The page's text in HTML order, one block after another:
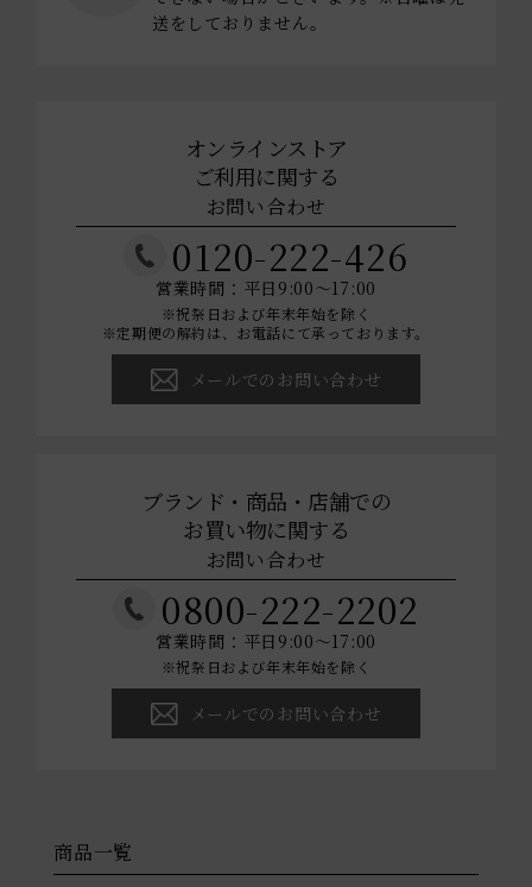
送をしておりません。
オンラインストア
ご利用に関する
お問い合わせ
0120-222-426
営業時間：平日9:00～17:00
※祝祭日および年末年始を除く
※定期便の解約は、お電話にて承っております。
メールでのお問い合わせ
ブランド・商品・店舗での
お買い物に関する
お問い合わせ
0800-222-2202
営業時間：平日9:00～17:00
※祝祭日および年末年始を除く
メールでのお問い合わせ
商品一覧